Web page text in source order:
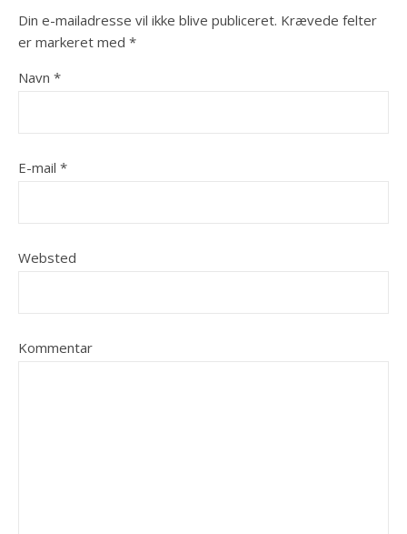
Din e-mailadresse vil ikke blive publiceret. Krævede felter
er markeret med *
Navn *
E-mail *
Websted
Kommentar